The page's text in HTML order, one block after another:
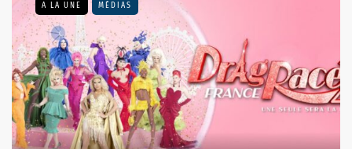
A LA UNE MÉDIAS